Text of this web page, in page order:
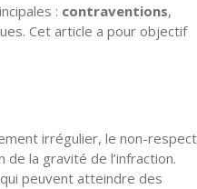
: contraventions,
Cet article a pour objectif
irrégulier, le non-respect
la gravité de l’infraction.
peuvent atteindre des